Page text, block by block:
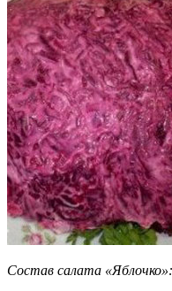
Состав салата «Яблочко»: